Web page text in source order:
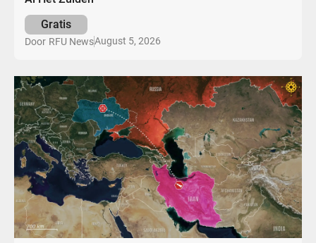
Gratis
Door RFU NewsAugust 5, 2026